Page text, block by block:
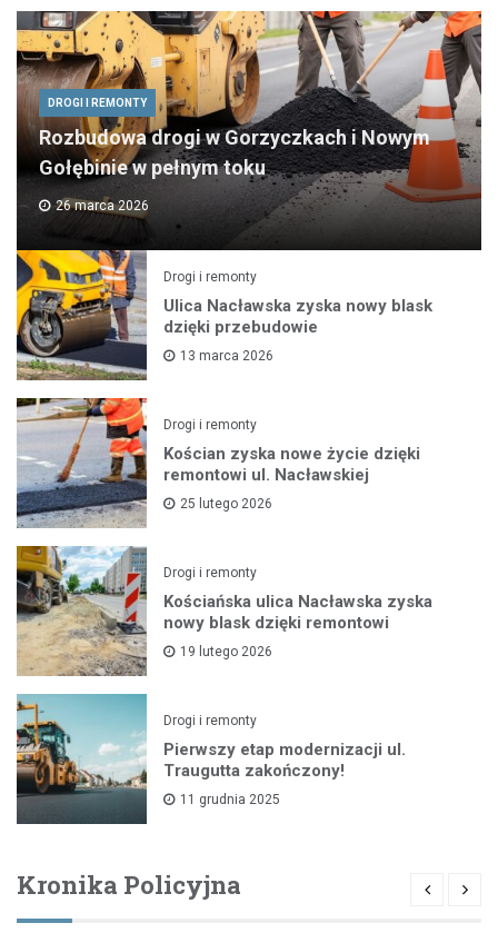
DROGI I REMONTY
Rozbudowa drogi w Gorzyczkach i Nowym
Gołębinie w pełnym toku
26 marca 2026
Drogi i remonty
Ulica Nacławska zyska nowy blask
dzięki przebudowie
13 marca 2026
Drogi i remonty
Kościan zyska nowe życie dzięki
remontowi ul. Nacławskiej
25 lutego 2026
Drogi i remonty
Kościańska ulica Nacławska zyska
nowy blask dzięki remontowi
19 lutego 2026
Drogi i remonty
Pierwszy etap modernizacji ul.
Traugutta zakończony!
11 grudnia 2025
Kronika Policyjna